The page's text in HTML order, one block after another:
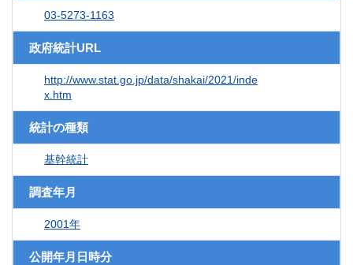
03-5273-1163
政府統計URL
http://www.stat.go.jp/data/shakai/2021/inde
x.htm
統計の種類
基幹統計
調査年月
2001年
公開年月日時分